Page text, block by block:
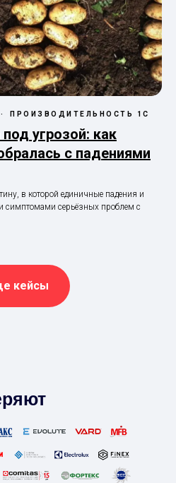
ПРОИЗВОДИТЕЛЬНОСТЬ 1С
угрозой: как
с падениями
в которой единичные падения и
симптомами серьёзных проблем с
кейсы